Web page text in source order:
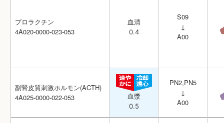
プロラクチン
4A020-0000-023-053
血清
0.4
S09
↓
A00
副腎皮質刺激ホルモン(ACTH)
4A025-0000-022-053
血漿
0.5
PN2,PN5
↓
A00
プロラクチン
4A020-0000-023-053
血清
0.4
S09
↓
A00
副腎皮質刺激ホルモン(ACTH)
4A025-0000-022-053
血漿
0.5
PN2,PN5
↓
A00